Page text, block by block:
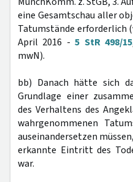
eine Gesamtschau aller
Tatumstände erforderlich
April 2016 -5 StR 498/15
mwN).
bb) Danach hätte sich
Grundlage einer
des Verhaltens des
wahrgenommenen
auseinandersetzen
erkannte Eintritt des
war.